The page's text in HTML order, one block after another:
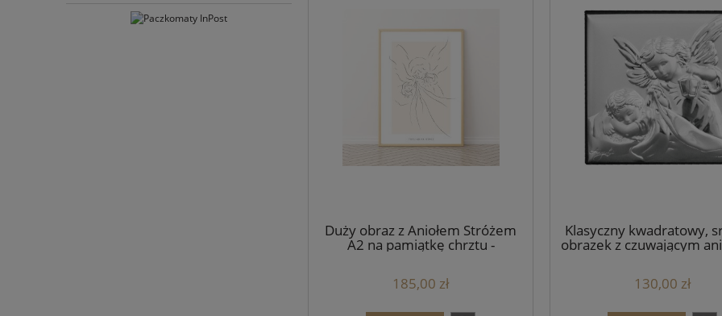
Duży obraz z Aniołem Stróżem
A2 na pamiątkę chrztu -
minimalistyczny styl
185,00 zł
Klasyczny kwadratowy,
obrazek z czuwającym
- 11 x 11 cm
130,00 zł